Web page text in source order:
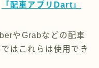
「配車アプリDart」
やGrabなどの配車
はこれらは使用でき